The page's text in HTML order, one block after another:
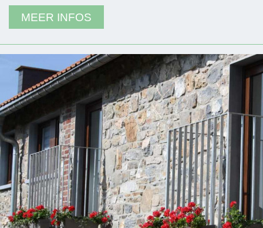
MEER INFOS